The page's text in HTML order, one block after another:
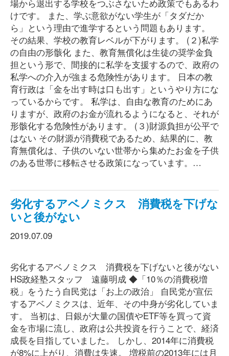
場から退出する学校をつぶさないため政策でもあるわ
けです。 また、学ぶ意欲がない学生が「タダだか
ら」という理由で進学するという問題もあります。
その結果、学校の教育レベルが下がります。 (２)私学
の自由の形骸化 また、教育無償化は生徒の奨学金負
担という形で、間接的に私学を支援するので、政府の
私学への介入が強まる危険性があります。 日本の教
育行政は「金を出す時は口も出す」というやり方にな
っているからです。 私学は、自由な教育のためにあ
りますが、政府のお金が流れるようになると、それが
形骸化する危険性があります。 (３)財源負担が公平で
はない その財源が消費税であるため、結果的に、教
育無償化は、子供のいない世帯から集めたお金を子供
のある世帯に移転させる政策になっています。…
劣化するアベノミクス 消費税を下げな
いと後がない
2019.07.09
劣化するアベノミクス 消費税を下げないと後がない
HS政経塾スタッフ 遠藤明成 ◆「10％の消費税増
税」をうたう自民党は「お上の政治」 自民党が宣伝
するアベノミクスは、近年、その中身が劣化していま
す。 当初は、日銀が大量の国債やETF等を買って資
金を市場に流し、政府は公共投資を行うことで、経済
成長を目指していました。 しかし、2014年に消費税
が8%に上がり、消費は失速。 増税前の2013年には月